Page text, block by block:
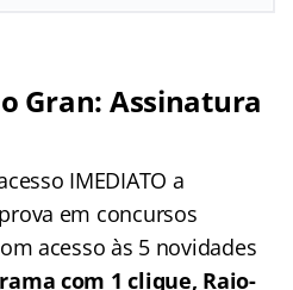
Gran: Assinatura
IMEDIATO a
em concursos
acesso às 5 novidades
com 1 clique, Raio-